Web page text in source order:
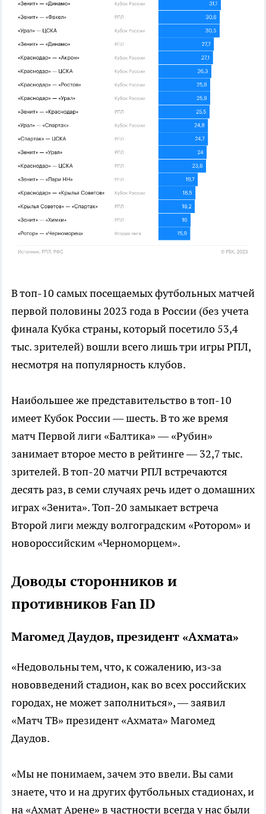
В топ-10 самых посещаемых футбольных матчей
первой половины 2023 года в России (без учета
финала Кубка страны, который посетило 53,4
тыс. зрителей) вошли всего лишь три игры РПЛ,
несмотря на популярность клубов.
Наибольшее же представительство в топ-10
имеет Кубок России — шесть. В то же время
матч Первой лиги «Балтика» — «Рубин»
занимает второе место в рейтинге — 32,7 тыс.
зрителей. В топ-20 матчи РПЛ встречаются
десять раз, в семи случаях речь идет о домашних
играх «Зенита». Топ-20 замыкает встреча
Второй лиги между волгоградским «Ротором» и
новороссийским «Черноморцем».
Доводы сторонников и
противников Fan ID
Магомед Даудов, президент «Ахмата»
«Недовольны тем, что, к сожалению, из‑за
нововведений стадион, как во всех российских
городах, не может заполниться», — заявил
«Матч ТВ» президент «Ахмата» Магомед
Даудов.
«Мы не понимаем, зачем это ввели. Вы сами
знаете, что и на других футбольных стадионах, и
на «Ахмат Арене» в частности всегда у нас были